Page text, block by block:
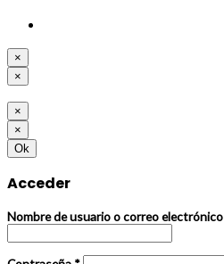
×
×
×
×
Ok
Acceder
Nombre de usuario o correo electrónico